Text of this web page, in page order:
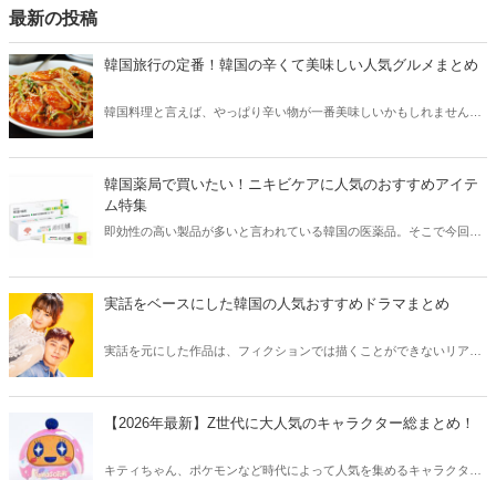
最新の投稿
韓国旅行の定番！韓国の辛くて美味しい人気グルメまとめ
韓国料理と言えば、やっぱり辛い物が一番美味しいかもしれません。
方も必見です。
韓国薬局で買いたい！ニキビケアに人気のおすすめアイテ
ム特集
即効性の高い製品が多いと言われている韓国の医薬品。そこで今回は
う。
実話をベースにした韓国の人気おすすめドラマまとめ
実話を元にした作品は、フィクションでは描くことができないリアル
【2026年最新】Z世代に大人気のキャラクター総まとめ！
キティちゃん、ポケモンなど時代によって人気を集めるキャラクター